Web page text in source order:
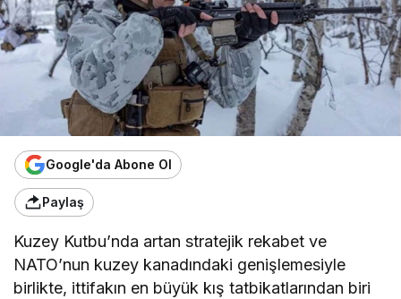
Google'da Abone Ol
Paylaş
Kuzey Kutbu’nda artan stratejik rekabet ve
NATO’nun kuzey kanadındaki genişlemesiyle
birlikte, ittifakın en büyük kış tatbikatlarından biri